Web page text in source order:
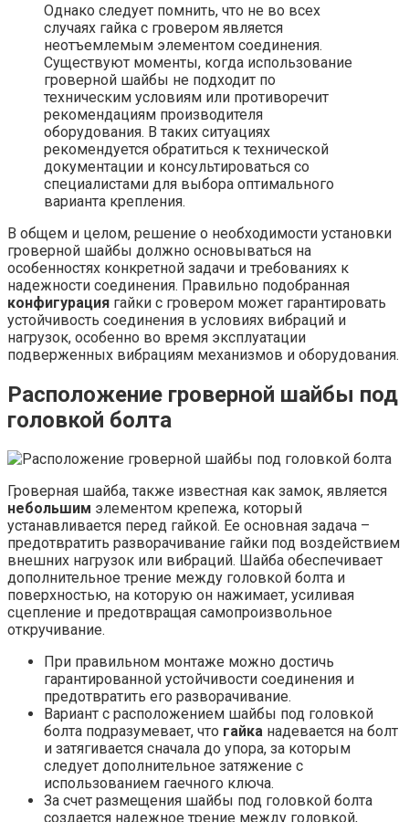
Однако следует помнить, что не во всех
случаях гайка с гровером является
неотъемлемым элементом соединения.
Существуют моменты, когда использование
гроверной шайбы не подходит по
техническим условиям или противоречит
рекомендациям производителя
оборудования. В таких ситуациях
рекомендуется обратиться к технической
документации и консультироваться со
специалистами для выбора оптимального
варианта крепления.
В общем и целом, решение о необходимости установки
гроверной шайбы должно основываться на
особенностях конкретной задачи и требованиях к
надежности соединения. Правильно подобранная
конфигурация гайки с гровером может гарантировать
устойчивость соединения в условиях вибраций и
нагрузок, особенно во время эксплуатации
подверженных вибрациям механизмов и оборудования.
Расположение гроверной шайбы под
головкой болта
Гроверная шайба, также известная как замок, является
небольшим элементом крепежа, который
устанавливается перед гайкой. Ее основная задача –
предотвратить разворачивание гайки под воздействием
внешних нагрузок или вибраций. Шайба обеспечивает
дополнительное трение между головкой болта и
поверхностью, на которую он нажимает, усиливая
сцепление и предотвращая самопроизвольное
откручивание.
При правильном монтаже можно достичь
гарантированной устойчивости соединения и
предотвратить его разворачивание.
Вариант с расположением шайбы под головкой
болта подразумевает, что гайка надевается на болт
и затягивается сначала до упора, за которым
следует дополнительное затяжение с
использованием гаечного ключа.
За счет размещения шайбы под головкой болта
создается надежное трение между головкой,